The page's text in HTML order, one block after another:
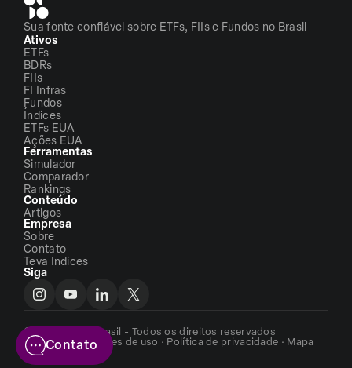
Sua fonte confiável sobre ETFs, FIIs e Fundos no Brasil
Ativos
ETFs
BDRs
FIIs
FI Infras
Fundos
Índices
ETFs EUA
Ações EUA
Ferramentas
Simulador
Comparador
Rankings
Conteúdo
Artigos
Empresa
Sobre
Contato
Teva Indices
Siga
©2026 - ETFs Brasil - Todos os direitos reservados
Termos e condições de uso · Política de privacidade · Mapa
do siteContato